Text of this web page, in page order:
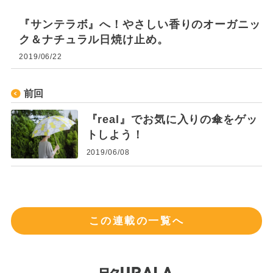
『サンテラボ』へ！やさしい香りのオーガニッ
ク＆ナチュラル日焼け止め。
2019/06/22
前回
『real』でお気に入りの傘をゲッ
トしよう！
2019/06/08
この連載の一覧へ